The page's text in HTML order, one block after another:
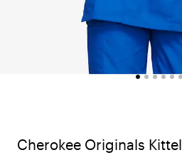
Cherokee Originals Kittel